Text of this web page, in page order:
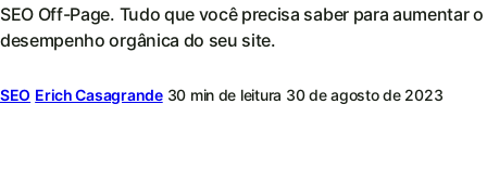
SEO Off-Page. Tudo que você precisa saber para aumentar o
desempenho orgânica do seu site.
SEO Erich Casagrande 30 min de leitura 30 de agosto de 2023